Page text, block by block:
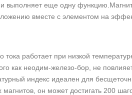
выполняет еще одну
вместе с элементом на
тока работает при низкой
как неодим-железо-бор, не
индекс идеален для
он может достигать 200